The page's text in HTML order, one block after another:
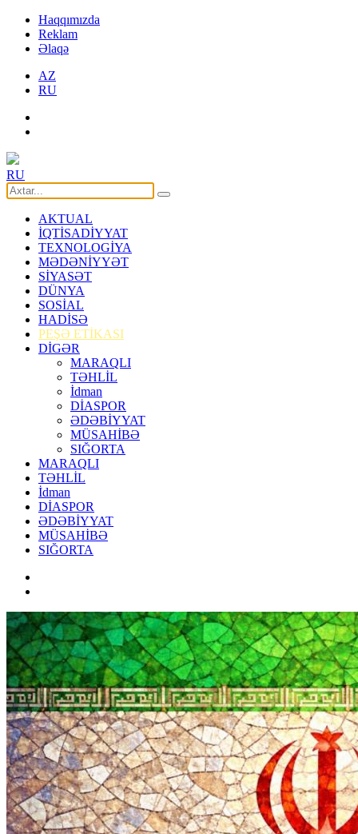
Haqqımızda
Reklam
Əlaqə
AZ
RU
RU
AKTUAL
İQTİSADİYYAT
TEXNOLOGİYA
MƏDƏNİYYƏT
SİYASƏT
DÜNYA
SOSİAL
HADİSƏ
PEŞƏ ETİKASI
DİGƏR
MARAQLI
TƏHLİL
İdman
DİASPOR
ƏDƏBİYYAT
MÜSAHİBƏ
SIĞORTA
MARAQLI
TƏHLİL
İdman
DİASPOR
ƏDƏBİYYAT
MÜSAHİBƏ
SIĞORTA